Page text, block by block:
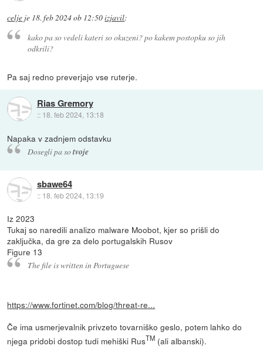
celje je 18. feb 2024 ob 12:50izjavil:
kako pa so vedeli kateri so okuzeni? po kakem postopku so jih
odkrili?
Pa saj redno preverjajo vse ruterje.
Rias Gremory
:: 18. feb 2024, 13:18
Napaka v zadnjem odstavku
Dosegli pa sotvoje
sbawe64
:: 18. feb 2024, 13:19
Iz 2023
Tukaj so naredili analizo malware Moobot, kjer so prišli do
zaključka, da gre za delo portugalskih Rusov
Figure 13
The file is written in Portuguese
https://www.fortinet.com/blog/threat-re...
Če ima usmerjevalnik privzeto tovarniško geslo, potem lahko do
njega pridobi dostop tudi mehiški RusTM (ali albanski).